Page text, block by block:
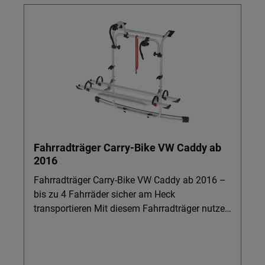
Fahrradträger Carry-Bike VW Caddy ab
2016
Fahrradträger Carry-Bike VW Caddy ab 2016 –
bis zu 4 Fahrräder sicher am Heck
transportieren Mit diesem Fahrradträger nutzen